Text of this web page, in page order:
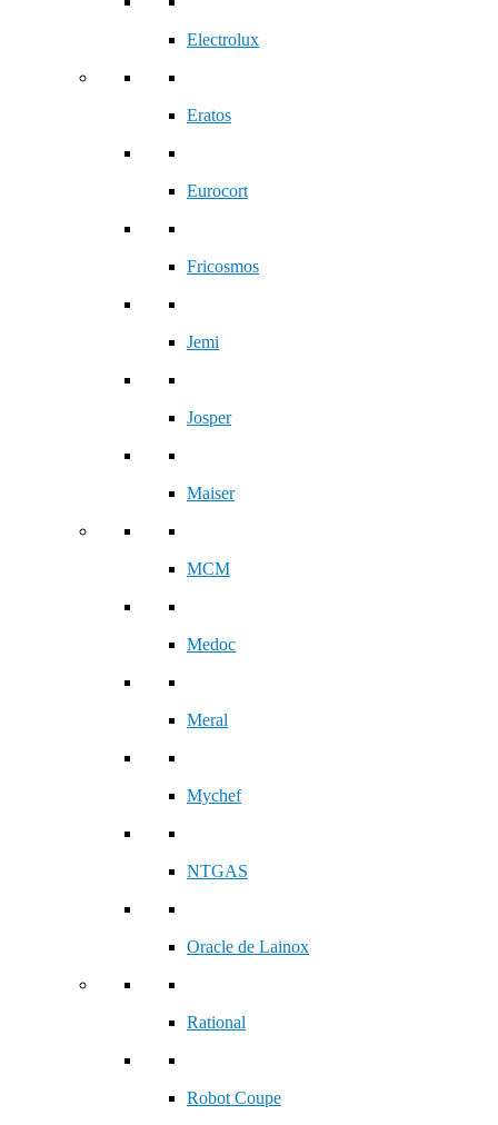
Electrolux
Eratos
Eurocort
Fricosmos
Jemi
Josper
Maiser
MCM
Medoc
Meral
Mychef
NTGAS
Oracle de Lainox
Rational
Robot Coupe